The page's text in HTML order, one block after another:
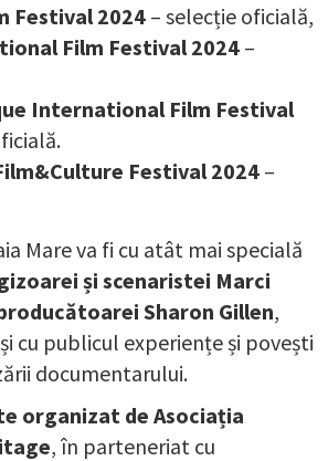
Festival 2024 – selecție oficială,
Film Festival 2024 –
International Film Festival
Festival 2024 –
Mare va fi cu atât mai specială
și scenaristei Marci
Sharon Gillen,
cu publicul experiențe și povești
documentarului.
organizat de Asociația
, în parteneriat cu